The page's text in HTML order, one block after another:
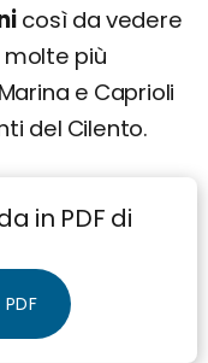
così da vedere
più
e Caprioli
del Cilento.
in PDF di